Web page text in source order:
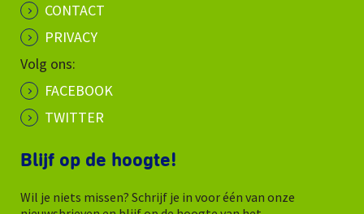
CONTACT
PRIVACY
Volg ons:
FACEBOOK
TWITTER
Blijf op de hoogte!
Wil je niets missen? Schrijf je in voor één van onze